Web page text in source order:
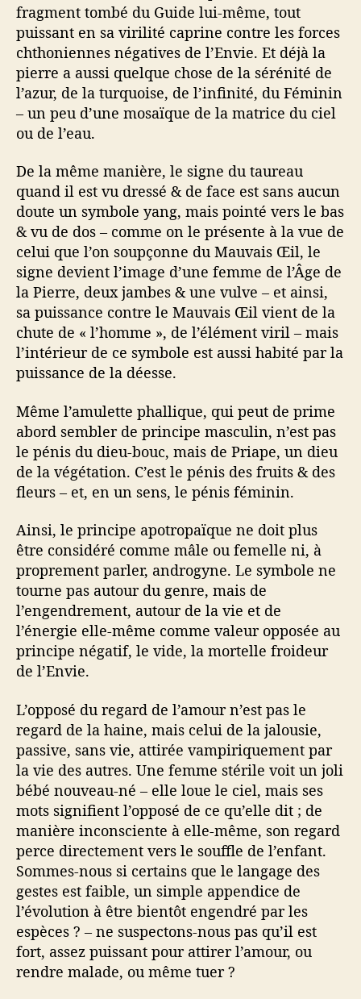
fragment tombé du Guide lui-même, tout
puissant en sa virilité caprine contre les forces
chthoniennes négatives de l’Envie. Et déjà la
pierre a aussi quelque chose de la sérénité de
l’azur, de la turquoise, de l’infinité, du Féminin
– un peu d’une mosaïque de la matrice du ciel
ou de l’eau.
De la même manière, le signe du taureau
quand il est vu dressé & de face est sans aucun
doute un symbole yang, mais pointé vers le bas
& vu de dos – comme on le présente à la vue de
celui que l’on soupçonne du Mauvais Œil, le
signe devient l’image d’une femme de l’Âge de
la Pierre, deux jambes & une vulve – et ainsi,
sa puissance contre le Mauvais Œil vient de la
chute de « l’homme », de l’élément viril – mais
l’intérieur de ce symbole est aussi habité par la
puissance de la déesse.
Même l’amulette phallique, qui peut de prime
abord sembler de principe masculin, n’est pas
le pénis du dieu-bouc, mais de Priape, un dieu
de la végétation. C’est le pénis des fruits & des
fleurs – et, en un sens, le pénis féminin.
Ainsi, le principe apotropaïque ne doit plus
être considéré comme mâle ou femelle ni, à
proprement parler, androgyne. Le symbole ne
tourne pas autour du genre, mais de
l’engendrement, autour de la vie et de
l’énergie elle-même comme valeur opposée au
principe négatif, le vide, la mortelle froideur
de l’Envie.
L’opposé du regard de l’amour n’est pas le
regard de la haine, mais celui de la jalousie,
passive, sans vie, attirée vampiriquement par
la vie des autres. Une femme stérile voit un joli
bébé nouveau-né – elle loue le ciel, mais ses
mots signifient l’opposé de ce qu’elle dit ; de
manière inconsciente à elle-même, son regard
perce directement vers le souffle de l’enfant.
Sommes-nous si certains que le langage des
gestes est faible, un simple appendice de
l’évolution à être bientôt engendré par les
espèces ? – ne suspectons-nous pas qu’il est
fort, assez puissant pour attirer l’amour, ou
rendre malade, ou même tuer ?